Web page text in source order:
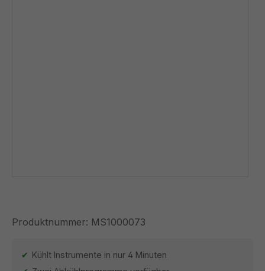
Produktnummer: MS1000073
Kühlt Instrumente in nur 4 Minuten